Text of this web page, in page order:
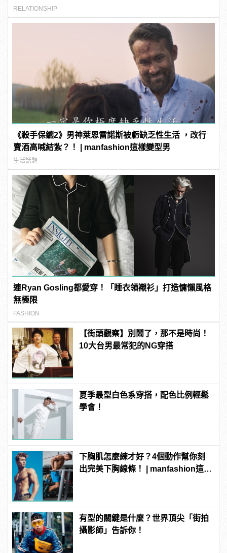
RELATIONSHIP
《殺手保鑣2》男神萊恩雷諾斯被虧缺乏性生活 ，改行
賣酒高喊結紮？！ | manfashion這樣變型男
生活話題
連Ryan Gosling都愛穿！「睡衣領襯衫」打造慵懶風格
無極限
FASHION
【街頭觀察】別鬧了，那不是時尚！
10大台男最常犯的NG穿搭
夏季最型白色系穿搭，配色比例輕鬆
學會！
下胸肌怎麼練才好？4個動作幫你刻
出完美下胸線條！ | manfashion這樣
有型的關鍵是什麼？世界頂尖「街拍
攝影師」告訴你！